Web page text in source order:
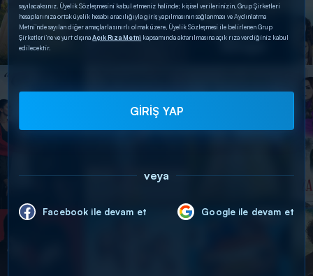
sayılacaksınız. Üyelik Sözleşmesini kabul etmeniz halinde; kişisel verilerinizin, Grup Şirketleri
hesaplarınıza ortak üyelik hesabı aracılığıyla giriş yapılmasının sağlanması ve Aydınlatma
Metni’nde sayılan diğer amaçlarla sınırlı olmak üzere, Üyelik Sözleşmesi ile belirlenen Grup
Şirketleri’ne ve yurt dışınaAçık Rıza Metni kapsamında aktarılmasına açık rıza verdiğiniz kabul
edilecektir.
GİRİŞ YAP
veya
Facebook ile devam et Google ile devam et